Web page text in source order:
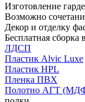
Изготовление
Возможно
Декор и отделку
Бесплатная сборка
ЛДСП
Пластик Alvic Luxe
Пластик HPL
Пленка ПВХ
Полотно АГТ